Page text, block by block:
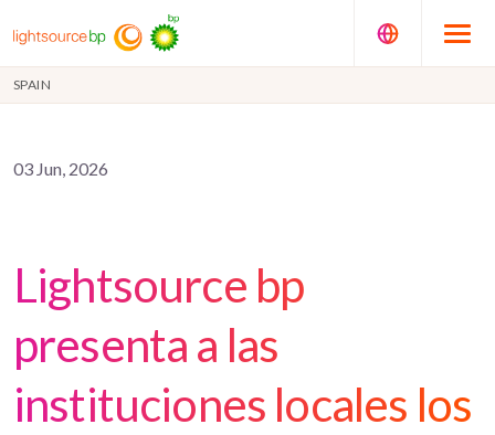
SPAIN
03 Jun, 2026
Lightsource bp
presenta a las
instituciones locales los